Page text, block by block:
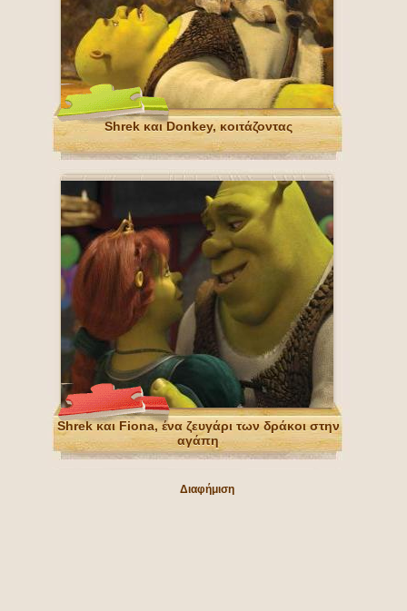
Shrek και Donkey, κοιτάζοντας
Shrek και Fiona, ένα ζευγάρι των δράκοι στην
αγάπη
Διαφήμιση